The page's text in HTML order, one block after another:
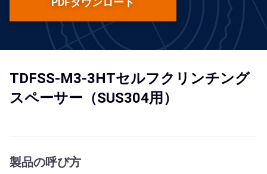
TDFSS-M3-3HTセルフクリンチング
スペーサー（SUS304用）
製品の呼び方